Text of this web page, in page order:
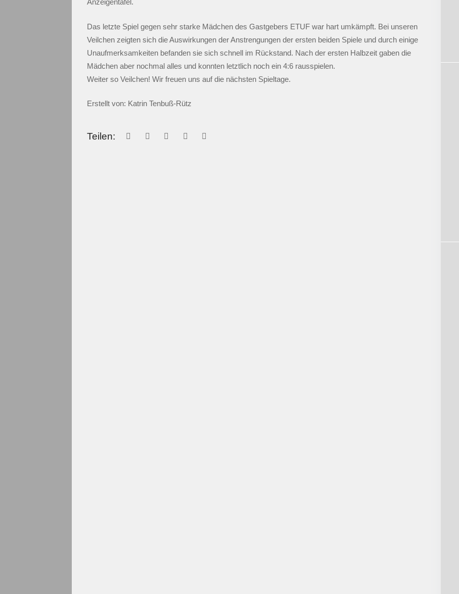
Anzeigentafel.
Das letzte Spiel gegen sehr starke Mädchen des Gastgebers ETUF war hart umkämpft. Bei unseren
Veilchen zeigten sich die Auswirkungen der Anstrengungen der ersten beiden Spiele und durch einige
Unaufmerksamkeiten befanden sie sich schnell im Rückstand. Nach der ersten Halbzeit gaben die
Mädchen aber nochmal alles und konnten letztlich noch ein 4:6 rausspielen.
Weiter so Veilchen! Wir freuen uns auf die nächsten Spieltage.
Erstellt von: Katrin Tenbuß-Rütz
Teilen: